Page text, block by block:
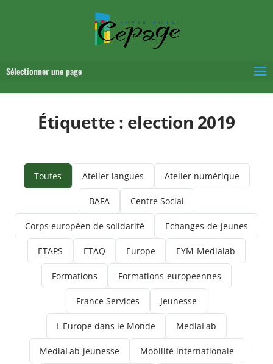
Sélectionner une page
Étiquette : election 2019
Toutes Atelier langues Atelier numérique
BAFA Centre Social
Corps européen de solidarité Echanges-de-jeunes
ETAPS ETAQ Europe EYM-Medialab
Formations Formations-europeennes
France Services Jeunesse
L'Europe dans le Monde MediaLab
MediaLab-jeunesse Mobilité internationale